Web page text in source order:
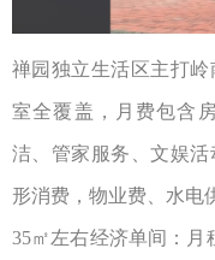
禅园独立生活区主打
室全覆盖，月费包含
洁、管家服务、文娱
形消费，物业费、水电
35㎡左右经济单间：月